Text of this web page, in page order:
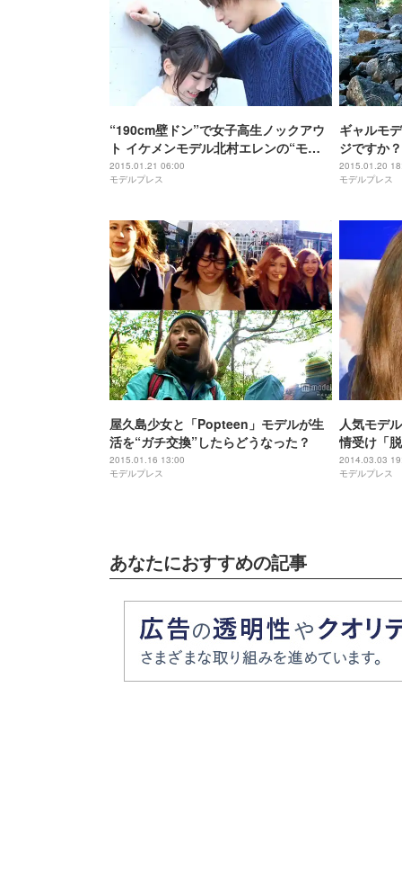
“190cm壁ドン”で女子高生ノックアウ
ト イケメンモデル北村エレンの“モ
テ”に迫る＜インタビュー＞
2015.01.21 06:00
モデルプレス
ギャルモ
ジですか
何が起き
2015.01.20
モデルプレス
屋久島少女と「Popteen」モデルが生
活を“ガチ交換”したらどうなった？
2015.01.16 13:00
モデルプレス
人気モデ
情受け「
2014.03.03
モデルプレス
あなたにおすすめの記事